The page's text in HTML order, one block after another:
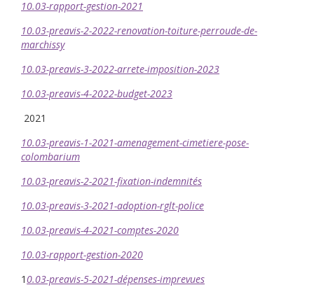
10.03-rapport-gestion-2021
10.03-preavis-2-2022-renovation-toiture-perroude-de-
marchissy
10.03-preavis-3-2022-arrete-imposition-2023
10.03-preavis-4-2022-budget-2023
2021
10.03-preavis-1-2021-amenagement-cimetiere-pose-
colombarium
10.03-preavis-2-2021-fixation-indemnités
10.03-preavis-3-2021-adoption-rglt-police
10.03-preavis-4-2021-comptes-2020
10.03-rapport-gestion-2020
10.03-preavis-5-2021-dépenses-imprevues